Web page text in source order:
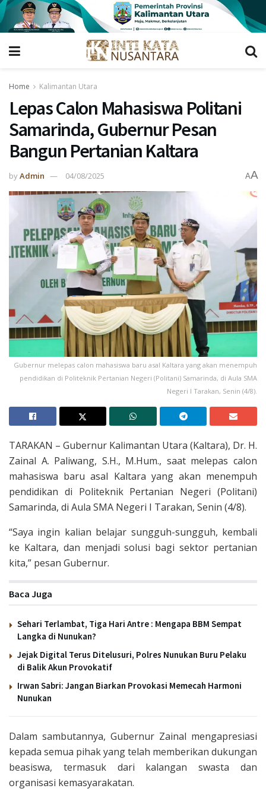
Home Kalimantan Utara
Lepas Calon Mahasiswa Politani
Samarinda, Gubernur Pesan
Bangun Pertanian Kaltara
byAdmin 04/08/2025 AA
Gubernur melepas calon mahasiswa baru asal Kaltara yang akan menempuh
pendidikan di Politeknik Pertanian Negeri (Politani) Samarinda, di Aula SMA
Negeri I Tarakan, Senin (4/8).
TARAKAN – Gubernur Kalimantan Utara (Kaltara), Dr. H.
Zainal A. Paliwang, S.H., M.Hum., saat melepas calon
mahasiswa baru asal Kaltara yang akan menempuh
pendidikan di Politeknik Pertanian Negeri (Politani)
Samarinda, di Aula SMA Negeri I Tarakan, Senin (4/8).
“Saya ingin kalian belajar sungguh-sungguh, kembali
ke Kaltara, dan menjadi solusi bagi sektor pertanian
kita,” pesan Gubernur.
Baca Juga
Sehari Terlambat, Tiga Hari Antre : Mengapa BBM Sempat
Langka di Nunukan?
Jejak Digital Terus Ditelusuri, Polres Nunukan Buru Pelaku
di Balik Akun Provokatif
Irwan Sabri: Jangan Biarkan Provokasi Memecah Harmoni
Nunukan
Dalam sambutannya, Gubernur Zainal mengapresiasi
kepada semua pihak yang telah memberikan dukungan
beasiswa, termasuk dari kalangan swasta dan
organisasi kemasyarakatan.